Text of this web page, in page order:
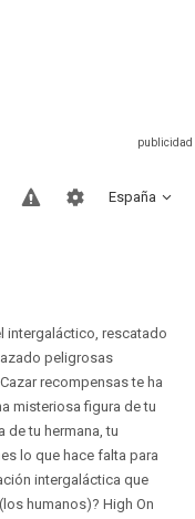
España
intergaláctico, rescatado
peligrosas
recompensas te ha
misteriosa figura de tu
de tu hermana, tu
lo que hace falta para
intergaláctica que
humanos)? High On